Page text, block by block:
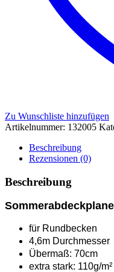
Zu Wunschliste hinzufügen
Artikelnummer: 132005
Beschreibung
Rezensionen (0)
Beschreibung
Sommerabdeckplane
für Rundbecken
4,6m Durchmesser
Übermaß: 70cm
extra stark: 110g/m²